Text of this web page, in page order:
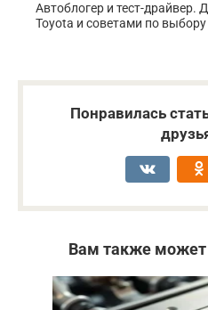
Автоблогер и тест-драйвер.
Toyota и советами по выбору
Понравилась
Вам также может